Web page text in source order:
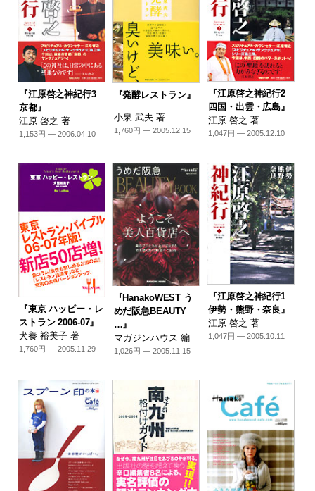
『江原啓之神紀行3
京都』
江原 啓之 著
1,153円 — 2006.04.10
『発酵レストラン』
小泉 武夫 著
1,760円 — 2005.12.15
『江原啓之神紀行2
四国・出雲・広島』
江原 啓之 著
1,047円 — 2005.12.10
『東京 ハッピー・レ
ストラン 2006-07』
犬養 裕美子 著
1,760円 — 2005.11.29
『HanakoWEST う
めだ阪急BEAUTY
…』
マガジンハウス 編
1,026円 — 2005.11.15
『江原啓之神紀行1
伊勢・熊野・奈良』
江原 啓之 著
1,047円 — 2005.10.11